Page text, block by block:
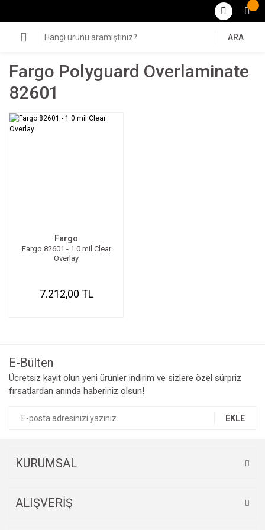
ARA
Fargo Polyguard Overlaminate
82601
Fargo
Fargo 82601 - 1.0 mil Clear
Overlay
7.212,00 TL
E-Bülten
Ücretsiz kayıt olun yeni ürünler indirim ve sizlere özel sürpriz
fırsatlardan anında haberiniz olsun!
EKLE
KURUMSAL
ALIŞVERİŞ